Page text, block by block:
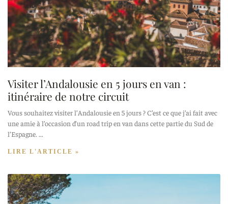
Visiter l’Andalousie en 5 jours en van :
itinéraire de notre circuit
Vous souhaitez visiter l’Andalousie en 5 jours ? C’est ce que j’ai fait avec
une amie à l’occasion d’un road trip en van dans cette partie du Sud de
l’Espagne.
LIRE L'ARTICLE »